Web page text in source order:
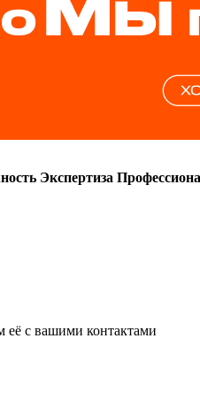
Экспертиза
с вашими контактами